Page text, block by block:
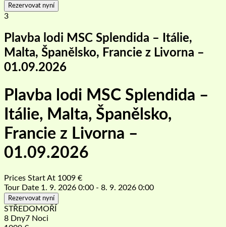
Rezervovat nyní
3
Plavba lodi MSC Splendida – Itálie,
Malta, Španělsko, Francie z Livorna –
01.09.2026
Plavba lodi MSC Splendida –
Itálie, Malta, Španělsko,
Francie z Livorna –
01.09.2026
Prices Start At 1009 €
Tour Date 1. 9. 2026 0:00 - 8. 9. 2026 0:00
Rezervovat nyní
STŘEDOMOŘÍ
8 Dny7 Noci